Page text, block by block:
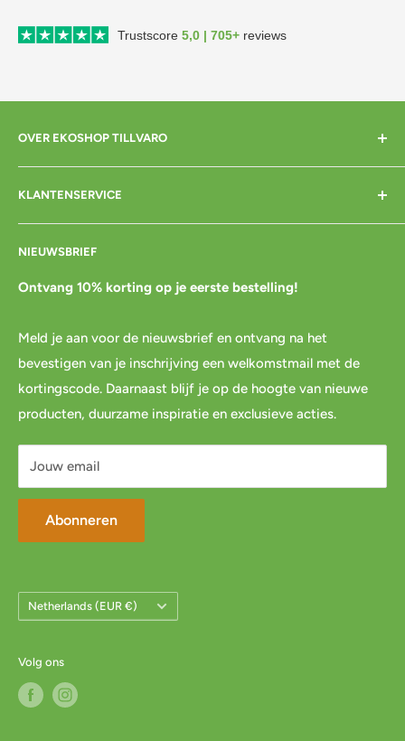
Trustscore 5,0 | 705+ reviews
OVER EKOSHOP TILLVARO
Home
Over mij
Contact
Cadeaubon
Pre-order
Blog
Links
Privacybeleid
Servicevoorwaarden
KLANTENSERVICE
Bezorgen
Betalen
Bestellen
Spaar & verdien
Cadeau inpakservice
FAQ
Mijn account
NIEUWSBRIEF
Ontvang 10% korting op je eerste bestelling!
Meld je aan voor de nieuwsbrief en ontvang na het
bevestigen van je inschrijving een welkomstmail met de
kortingscode. Daarnaast blijf je op de hoogte van nieuwe
producten, duurzame inspiratie en exclusieve acties.
Jouw email
Abonneren
Land/Regio
Netherlands (EUR €)
Volg ons